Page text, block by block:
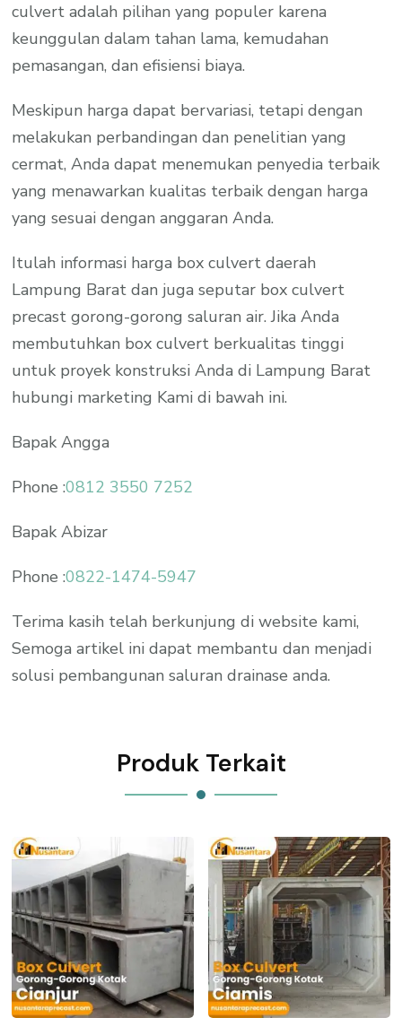
culvert adalah pilihan yang populer karena
keunggulan dalam tahan lama, kemudahan
pemasangan, dan efisiensi biaya.
Meskipun harga dapat bervariasi, tetapi dengan
melakukan perbandingan dan penelitian yang
cermat, Anda dapat menemukan penyedia terbaik
yang menawarkan kualitas terbaik dengan harga
yang sesuai dengan anggaran Anda.
Itulah informasi harga box culvert daerah
Lampung Barat dan juga seputar box culvert
precast gorong-gorong saluran air. Jika Anda
membutuhkan box culvert berkualitas tinggi
untuk proyek konstruksi Anda di Lampung Barat
hubungi marketing Kami di bawah ini.
Bapak Angga
Phone :0812 3550 7252
Bapak Abizar
Phone :0822-1474-5947
Terima kasih telah berkunjung di website kami,
Semoga artikel ini dapat membantu dan menjadi
solusi pembangunan saluran drainase anda.
Produk Terkait